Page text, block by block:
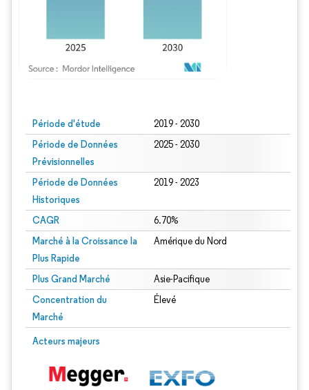
Période d'étude 2019 - 2030
Période de Données
Prévisionnelles
2025 - 2030
Période de Données
Historiques
2019 - 2023
CAGR 6.70%
Marché à la Croissance la
Plus Rapide
Amérique du Nord
Plus Grand Marché Asie-Pacifique
Concentration du
Marché
Élevé
Acteurs majeurs